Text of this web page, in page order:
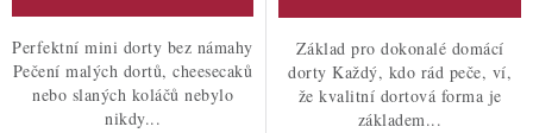
Perfektní mini dorty bez námahy
Pečení malých dortů, cheesecaků
nebo slaných koláčů nebylo
nikdy...
Základ pro dokonalé domácí
dorty Každý, kdo rád peče, ví,
že kvalitní dortová forma je
základem...